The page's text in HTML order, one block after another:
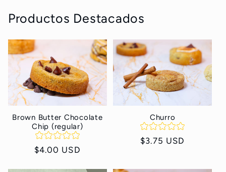
Productos Destacados
Brown Butter Chocolate
Chip (regular)
Precio
$4.00 USD
Churro
Precio
$3.75 USD